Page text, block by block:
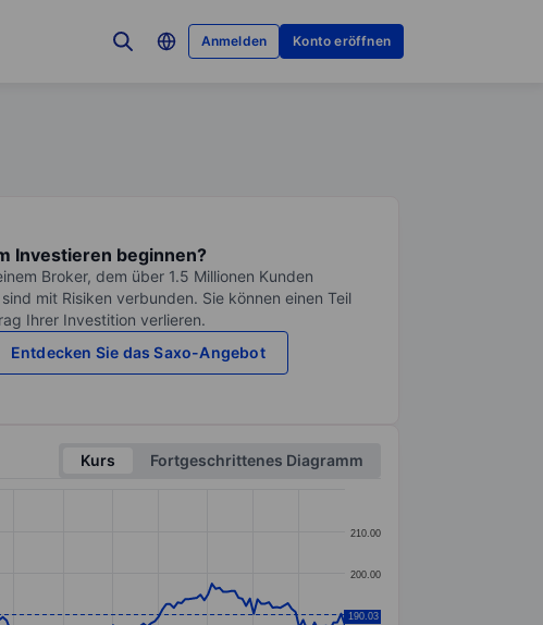
Anmelden Konto eröffnen
Investieren beginnen?
Broker, dem über 1.5 Millionen Kunden
mit Risiken verbunden. Sie können einen Teil
Ihrer Investition verlieren.
Entdecken Sie das Saxo-Angebot
Kurs
Fortgeschrittenes Diagramm
190.00
200.00
210.00
190.03